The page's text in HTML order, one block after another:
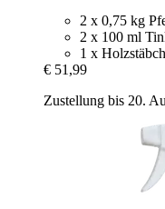
2 x 0,75 kg
2 x 100 ml
1 x
€ 51,99
Zustellung bis 20.